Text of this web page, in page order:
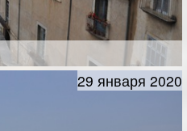
29 января 2020